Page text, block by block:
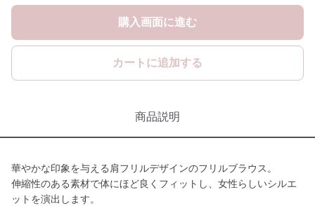
購入画面に進む
カートに追加する
商品説明
華やかな印象を与える肩フリルデザインのフリルブラウス。
伸縮性のある素材で体にほど良くフィットし、女性らしいシルエ
ットを演出します。